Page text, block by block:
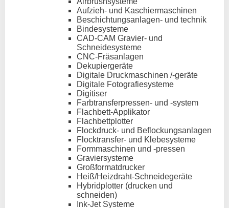
Aufzieh- und Kaschiermaschinen
Beschichtungsanlagen- und technik
Bindesysteme
CAD-CAM Gravier- und
Schneidesysteme
CNC-Fräsanlagen
Dekupiergeräte
Digitale Druckmaschinen /-geräte
Digitale Fotografiesysteme
Digitiser
Farbtransferpressen- und -system
Flachbett-Applikator
Flachbettplotter
Flockdruck- und Beflockungsanlagen
Flocktransfer- und Klebesysteme
Formmaschinen und -pressen
Graviersysteme
Großformatdrucker
Heiß/Heizdraht-Schneidegeräte
Hybridplotter (drucken und
schneiden)
Ink-Jet Systeme